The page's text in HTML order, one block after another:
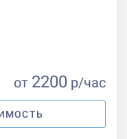
от 2200 р/час